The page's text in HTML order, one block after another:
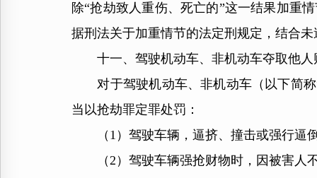
除“抢劫致人重伤、死亡的”这一结果加重
据刑法关于加重情节的法定刑规定，结合
十一、驾驶机动车、非机动车夺取他人
对于驾驶机动车、非机动车（以下简称
当以抢劫罪定罪处罚：
（1）驾驶车辆，逼挤、撞击或强行逼
（2）驾驶车辆强抢财物时，因被害人